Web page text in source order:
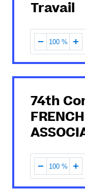
Travail
100 %
74th
100 %